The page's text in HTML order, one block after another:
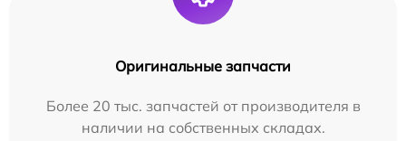
Оригинальные запчасти
Более 20 тыс. запчастей от производителя в
наличии на собственных складах.